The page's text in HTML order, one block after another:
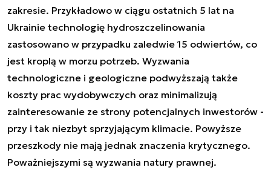
zakresie. Przykładowo w ciągu ostatnich 5 lat na
Ukrainie technologię hydroszczelinowania
zastosowano w przypadku zaledwie 15 odwiertów, co
jest kroplą w morzu potrzeb. Wyzwania
technologiczne i geologiczne podwyższają także
koszty prac wydobywczych oraz minimalizują
zainteresowanie ze strony potencjalnych inwestorów -
przy i tak niezbyt sprzyjającym klimacie. Powyższe
przeszkody nie mają jednak znaczenia krytycznego.
Poważniejszymi są wyzwania natury prawnej.